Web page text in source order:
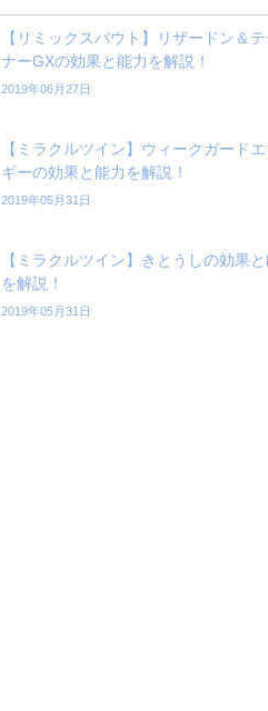
【リミックスバウト】リザードン＆
ナーGXの効果と能力を解説！
2019年06月27日
【ミラクルツイン】ウィークガード
ギーの効果と能力を解説！
2019年05月31日
【ミラクルツイン】きとうしの効果と
を解説！
2019年05月31日